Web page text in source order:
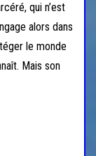
qui n’est
alors dans
le monde
Mais son